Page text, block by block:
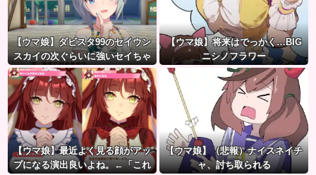
【ウマ娘】ダビスタ99のセイウン
スカイの次ぐらいに強いセイちゃ
ん。
【ウマ娘】将来はでっかく…BIG
ニシノフラワー
【ウマ娘】最近よく見る顔がアッ
プになる演出良いよね。←「これ
【ウマ娘】（悲報）ナイスネイチ
ャ、討ち取られる